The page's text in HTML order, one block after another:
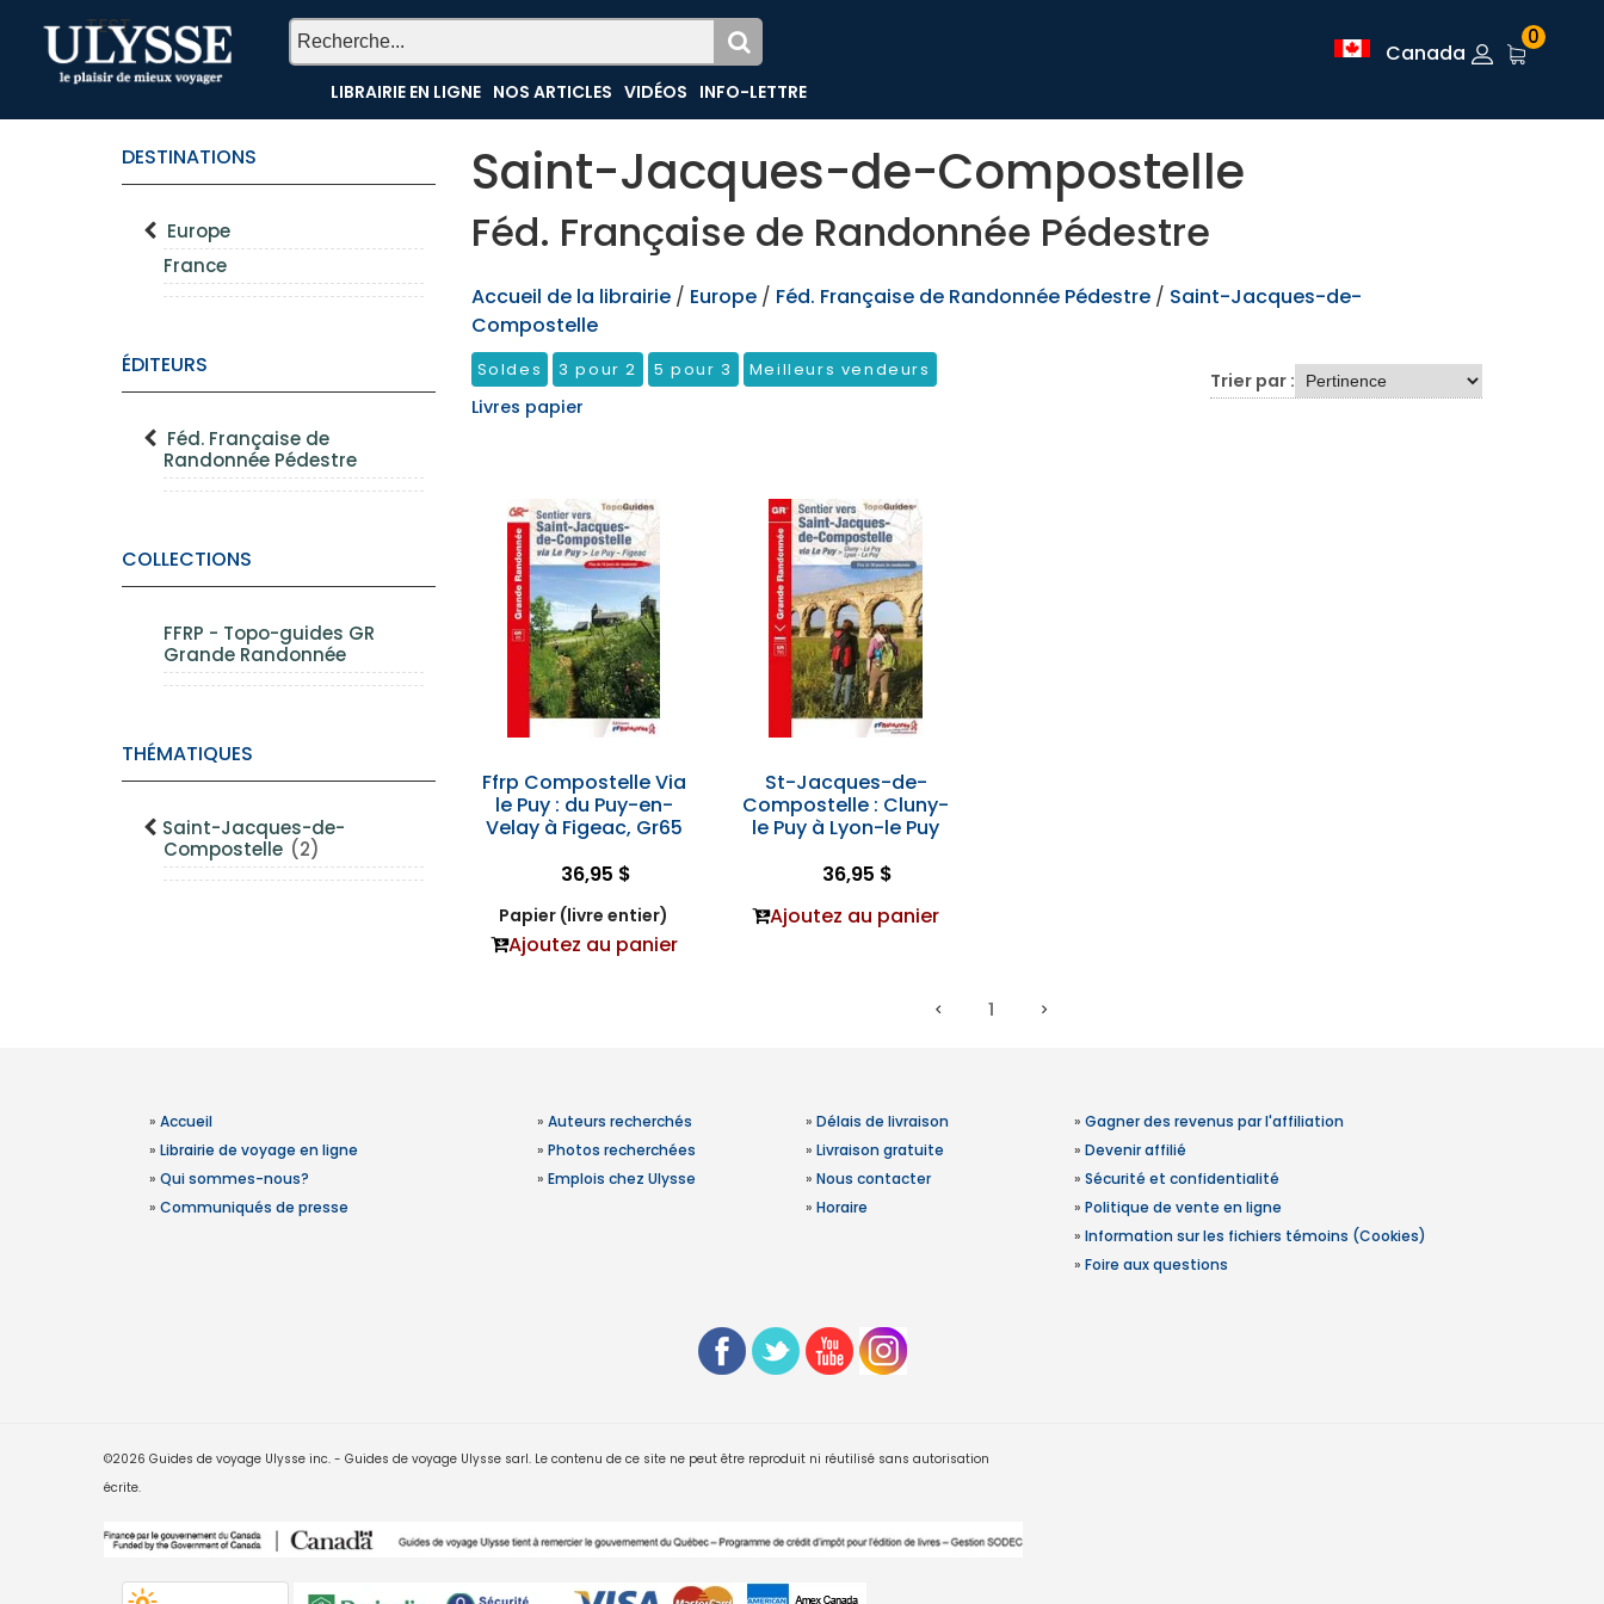
TEST
LIBRAIRIE EN LIGNE NOS ARTICLES VIDÉOS INFO-LETTRE
Canada
0
DESTINATIONS
Europe
France
ÉDITEURS
Féd. Française de
Randonnée Pédestre
COLLECTIONS
FFRP - Topo-guides GR
Grande Randonnée
THÉMATIQUES
Saint-Jacques-de-
Compostelle (2)
Saint-Jacques-de-Compostelle
Féd. Française de Randonnée Pédestre
Accueil de la librairie / Europe / Féd. Française de Randonnée Pédestre / Saint-Jacques-de-
Compostelle
Soldes 3 pour 2 5 pour 3 Meilleurs vendeurs
Livres papier
Trier par :
Ffrp Compostelle Via
le Puy : du Puy-en-
Velay à Figeac, Gr65
36,95 $
Papier (livre entier)
Ajoutez au panier
St-Jacques-de-
Compostelle : Cluny-
le Puy à Lyon-le Puy
36,95 $
Ajoutez au panier
1
» Accueil
» Librairie de voyage en ligne
» Qui sommes-nous?
» Communiqués de presse
» Auteurs recherchés
» Photos recherchées
» Emplois chez Ulysse
» Délais de livraison
» Livraison gratuite
» Nous contacter
» Horaire
» Gagner des revenus par l'affiliation
» Devenir affilié
» Sécurité et confidentialité
» Politique de vente en ligne
» Information sur les fichiers témoins (Cookies)
» Foire aux questions
©2026 Guides de voyage Ulysse inc. - Guides de voyage Ulysse sarl. Le contenu de ce site ne peut être reproduit ni réutilisé sans autorisation
écrite.